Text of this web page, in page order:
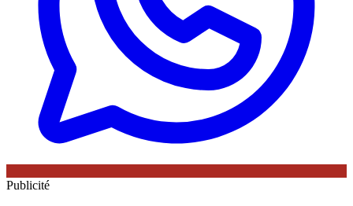
Publicité